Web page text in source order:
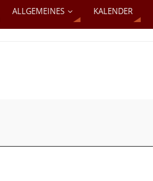
ALLGEMEINES KALENDER